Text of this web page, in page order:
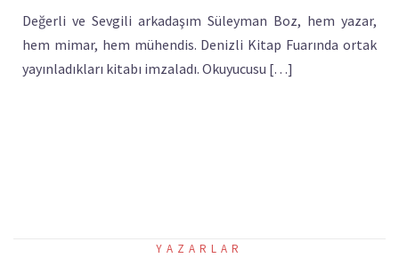
Değerli ve Sevgili arkadaşım Süleyman Boz, hem yazar,
hem mimar, hem mühendis. Denizli Kitap Fuarında ortak
yayınladıkları kitabı imzaladı. Okuyucusu […]
YAZARLAR